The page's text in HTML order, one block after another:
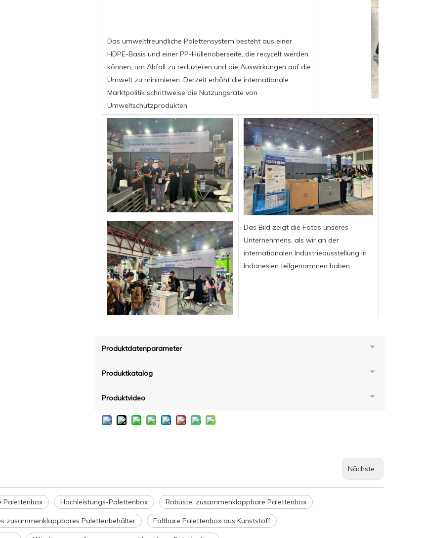
Das umweltfreundliche Palettensystem besteht aus einer
HDPE-Basis und einer PP-Hüllenoberseite, die recycelt werden
können, um Abfall zu reduzieren und die Auswirkungen auf die
Umwelt zu minimieren. Derzeit erhöht die internationale
Marktpolitik schrittweise die Nutzungsrate von
Umweltschutzprodukten
Das Bild zeigt die Fotos unseres
Unternehmens, als wir an der
internationalen Industrieausstellung in
Indonesien teilgenommen haben
Produktdatenparameter
Produktkatalog
Produktvideo
Nächste:
Palettenbox Hochleistungs-Palettenbox Robuste, zusammenklappbare Palettenbox
zusammenklappbares Palettenbehälter Faltbare Palettenbox aus Kunststoff